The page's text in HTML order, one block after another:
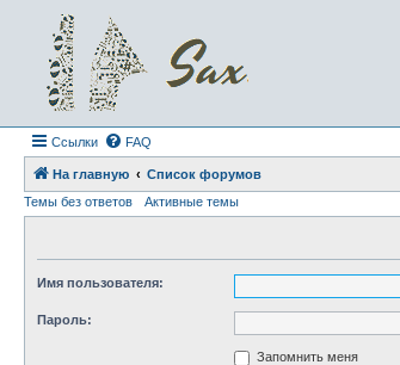
Ссылки FAQ
На главную
Список форумов
Темы без ответов
Активные темы
Имя пользователя:
Пароль:
Запомнить меня